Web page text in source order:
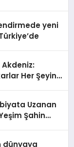
yeni
Akdeniz:
Her Şeyin
Uzanan
Şahin
dünyaya